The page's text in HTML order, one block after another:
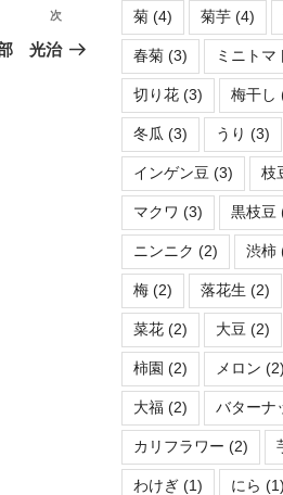
次
投
次
光治
菊 (4) 菊芋 (4)
春菊 (3) ミニトマ
切り花 (3) 梅干し
冬瓜 (3) うり (3)
インゲン豆 (3) 枝
マクワ (3) 黒枝豆
ニンニク (2) 渋柿
梅 (2) 落花生 (2)
菜花 (2) 大豆 (2)
柿園 (2) メロン (2)
大福 (2) バターナ
カリフラワー (2)
わけぎ (1) にら (1)